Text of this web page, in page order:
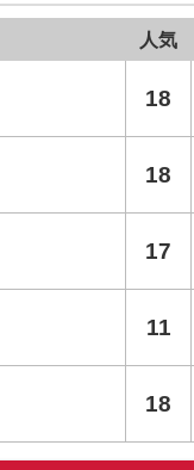
人気
18
18
17
11
18